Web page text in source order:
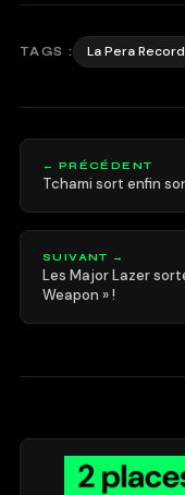
TAGS : La Pera
← PRÉCÉDENT
Tchami sort enfin
SUIVANT →
Les Major Lazer
Weapon » !